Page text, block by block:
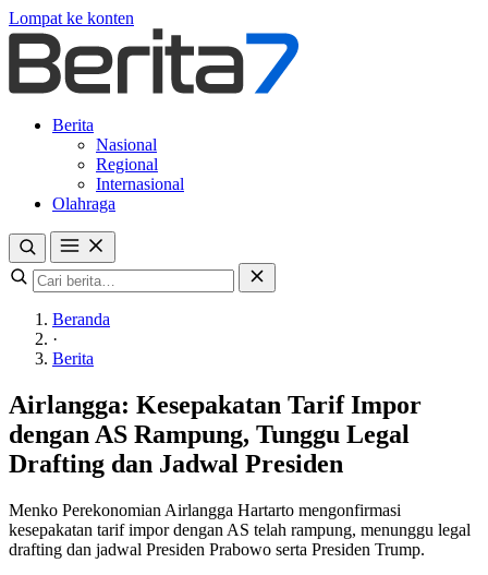
Lompat ke konten
Berita
Nasional
Regional
Internasional
Olahraga
Beranda
·
Berita
Airlangga: Kesepakatan Tarif Impor
dengan AS Rampung, Tunggu Legal
Drafting dan Jadwal Presiden
Menko Perekonomian Airlangga Hartarto mengonfirmasi
kesepakatan tarif impor dengan AS telah rampung, menunggu legal
drafting dan jadwal Presiden Prabowo serta Presiden Trump.